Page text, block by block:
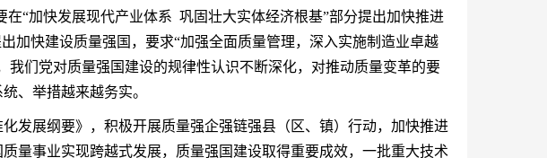
在“加快发展现代产业体系 巩固壮大实体经济根基”部分提出加快推进
加快建设质量强国，要求“加强全面质量管理，深入实施制造业卓越
我们党对质量强国建设的规律性认识不断深化，对推动质量变革的要
、举措越来越务实。
发展纲要》，积极开展质量强企强链强县（区、镇）行动，加快推进
量事业实现跨越式发展，质量强国建设取得重要成效，一批重大技术